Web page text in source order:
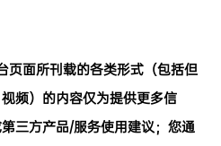
页面所刊载的各类形式（包括但
频）的内容仅为提供更多信
三方产品/服务使用建议；您通